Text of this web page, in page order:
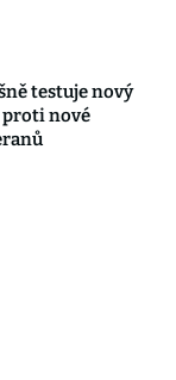
testuje nový
proti nové